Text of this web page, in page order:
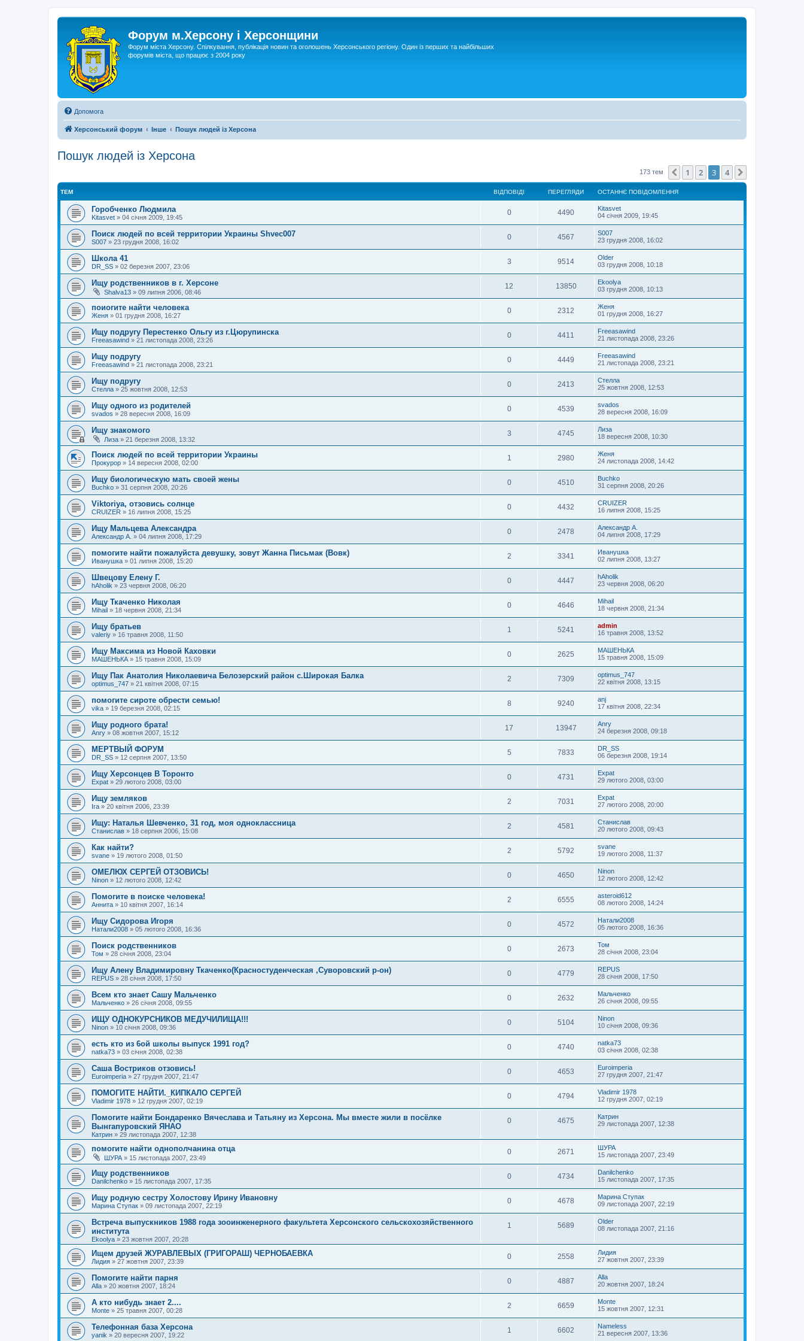
Форум м.Херсону і Херсонщини
Форум міста Херсону. Спілкування, публікація новин та оголошень Херсонського регіону. Один із перших та найбільших
форумів міста, що працює з 2004 року
Допомога
Херсонський форум Інше Пошук людей із Херсона
Пошук людей із Херсона
173 тем Поперед.
1 2 3 4
ТЕМ ВІДПОВІДІ ПЕРЕГЛЯДИ ОСТАННЄ ПОВІДОМЛЕННЯ
Горобченко Людмила
Kitasvet » 04 січня 2009, 19:45
0 4490
Kitasvet
04 січня 2009, 19:45
Поиск людей по всей территории Украины Shvec007
S007 » 23 грудня 2008, 16:02
0 4567
S007
23 грудня 2008, 16:02
Школа 41
DR_SS » 02 березня 2007, 23:06
3 9514
Older
03 грудня 2008, 10:18
Ищу родственников в г. Херсоне
Shalva13 » 09 липня 2006, 08:46
12 13850
Ekoolya
03 грудня 2008, 10:13
поиогите найти человека
Женя » 01 грудня 2008, 16:27
0 2312
Женя
01 грудня 2008, 16:27
Ищу подругу Перестенко Ольгу из г.Цюрупинска
Freeasawind » 21 листопада 2008, 23:26
0 4411
Freeasawind
21 листопада 2008, 23:26
Ищу подругу
Freeasawind » 21 листопада 2008, 23:21
0 4449
Freeasawind
21 листопада 2008, 23:21
Ищу подругу
Стелла » 25 жовтня 2008, 12:53
0 2413
Стелла
25 жовтня 2008, 12:53
Ищу одного из родителей
svados » 28 вересня 2008, 16:09
0 4539
svados
28 вересня 2008, 16:09
Ищу знакомого
Лиза » 21 березня 2008, 13:32
3 4745
Лиза
18 вересня 2008, 10:30
Поиск людей по всей территории Украины
Прокурор » 14 вересня 2008, 02:00
1 2980
Женя
24 листопада 2008, 14:42
Ищу биологическую мать своей жены
Buchko » 31 серпня 2008, 20:26
0 4510
Buchko
31 серпня 2008, 20:26
Viktoriya, отзовись солнце
CRUIZER » 16 липня 2008, 15:25
0 4432
CRUIZER
16 липня 2008, 15:25
Ищу Мальцева Александра
Александр А. » 04 липня 2008, 17:29
0 2478
Александр А.
04 липня 2008, 17:29
помогите найти пожалуйста девушку, зовут Жанна Письмак (Вовк)
Иванушка » 01 липня 2008, 15:20
2 3341
Иванушка
02 липня 2008, 13:27
Швецову Елену Г.
hAholik » 23 червня 2008, 06:20
0 4447
hAholik
23 червня 2008, 06:20
Ищу Ткаченко Николая
Mihail » 18 червня 2008, 21:34
0 4646
Mihail
18 червня 2008, 21:34
Ищу братьев
valeriy » 16 травня 2008, 11:50
1 5241
admin
16 травня 2008, 13:52
Ищу Максима из Новой Каховки
МАШЕНЬКА » 15 травня 2008, 15:09
0 2625
МАШЕНЬКА
15 травня 2008, 15:09
Ищу Пак Анатолия Николаевича Белозерский район с.Широкая Балка
optimus_747 » 21 квітня 2008, 07:15
2 7309
optimus_747
22 квітня 2008, 13:15
помогите сироте обрести семью!
vika » 19 березня 2008, 02:15
8 9240
anj
17 квітня 2008, 22:34
Ищу родного брата!
Anry » 08 жовтня 2007, 15:12
17 13947
Anry
24 березня 2008, 09:18
МЕРТВЫЙ ФОРУМ
DR_SS » 12 серпня 2007, 13:50
5 7833
DR_SS
06 березня 2008, 19:14
Ищу Херсонцев В Торонто
Expat » 29 лютого 2008, 03:00
0 4731
Expat
29 лютого 2008, 03:00
Ищу земляков
Ira » 20 квітня 2006, 23:39
2 7031
Expat
27 лютого 2008, 20:00
Ищу: Наталья Шевченко, 31 год, моя одноклассница
Станислав » 18 серпня 2006, 15:08
2 4581
Станислав
20 лютого 2008, 09:43
Как найти?
svane » 19 лютого 2008, 01:50
2 5792
svane
19 лютого 2008, 11:37
ОМЕЛЮХ СЕРГЕЙ ОТЗОВИСЬ!
Ninon » 12 лютого 2008, 12:42
0 4650
Ninon
12 лютого 2008, 12:42
Помогите в поиске человека!
Аннита » 10 квітня 2007, 16:14
2 6555
asteroid612
08 лютого 2008, 14:24
Ищу Сидорова Игоря
Натали2008 » 05 лютого 2008, 16:36
0 4572
Натали2008
05 лютого 2008, 16:36
Поиск родственников
Том » 28 січня 2008, 23:04
0 2673
Том
28 січня 2008, 23:04
Ищу Алену Владимировну Ткаченко(Красностуденческая ,Суворовский р-он)
REPUS » 28 січня 2008, 17:50
0 4779
REPUS
28 січня 2008, 17:50
Всем кто знает Сашу Мальченко
Мальченко » 26 січня 2008, 09:55
0 2632
Мальченко
26 січня 2008, 09:55
ИЩУ ОДНОКУРСНИКОВ МЕДУЧИЛИЩА!!!
Ninon » 10 січня 2008, 09:36
0 5104
Ninon
10 січня 2008, 09:36
есть кто из 6ой школы выпуск 1991 год?
natka73 » 03 січня 2008, 02:38
0 4740
natka73
03 січня 2008, 02:38
Саша Востриков отзовись!
Euroimperia » 27 грудня 2007, 21:47
0 4653
Euroimperia
27 грудня 2007, 21:47
ПОМОГИТЕ НАЙТИ._КИПКАЛО СЕРГЕЙ
Vladimir 1978 » 12 грудня 2007, 02:19
0 4794
Vladimir 1978
12 грудня 2007, 02:19
Помогите найти Бондаренко Вячеслава и Татьяну из Херсона. Мы вместе жили в посёлке
Вынгапуровский ЯНАО
Катрин » 29 листопада 2007, 12:38
0 4675
Катрин
29 листопада 2007, 12:38
помогите найти однополчанина отца
ШУРА » 15 листопада 2007, 23:49
0 2671
ШУРА
15 листопада 2007, 23:49
Ищу родственников
Danilchenko » 15 листопада 2007, 17:35
0 4734
Danilchenko
15 листопада 2007, 17:35
Ищу родную сестру Холостову Ирину Ивановну
Марина Ступак » 09 листопада 2007, 22:19
0 4678
Марина Ступак
09 листопада 2007, 22:19
Встреча выпускников 1988 года зооинженерного факультета Херсонского сельскохозяйственного
института
Ekoolya » 23 жовтня 2007, 20:28
1 5689
Older
08 листопада 2007, 21:16
Ищем друзей ЖУРАВЛЕВЫХ (ГРИГОРАШ) ЧЕРНОБАЕВКА
Лидия » 27 жовтня 2007, 23:39
0 2558
Лидия
27 жовтня 2007, 23:39
Помогите найти парня
Alla » 20 жовтня 2007, 18:24
0 4887
Alla
20 жовтня 2007, 18:24
А кто нибудь знает 2....
Monte » 25 травня 2007, 00:28
2 6659
Monte
15 жовтня 2007, 12:31
Телефонная база Херсона
yanik » 20 вересня 2007, 19:22
1 6602
Nameless
21 вересня 2007, 13:36